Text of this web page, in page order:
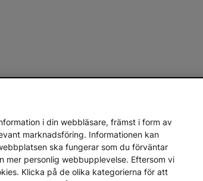
i din webbläsare, främst i form av
marknadsföring. Informationen kan
ska fungerar som du förväntar
personlig webbupplevelse. Eftersom vi
Klicka på de olika kategorierna för att